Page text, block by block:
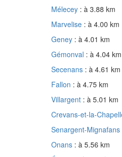
Mélecey : à 3.88 km
Marvelise : à 4.00 km
Geney : à 4.01 km
Gémonval : à 4.04 km
Secenans : à 4.61 km
Fallon : à 4.75 km
Villargent : à 5.01 km
Crevans-et-la-
Senargent-Mignafans
Onans : à 5.56 km